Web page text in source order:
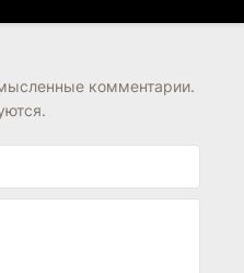
комментарии.